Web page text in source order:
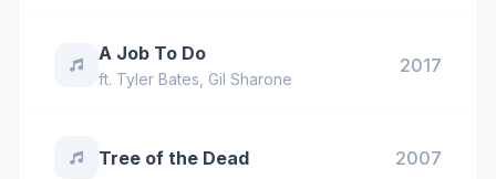
A Job To Do
ft. Tyler Bates Gil Sharone
2017
Tree of the Dead 2007